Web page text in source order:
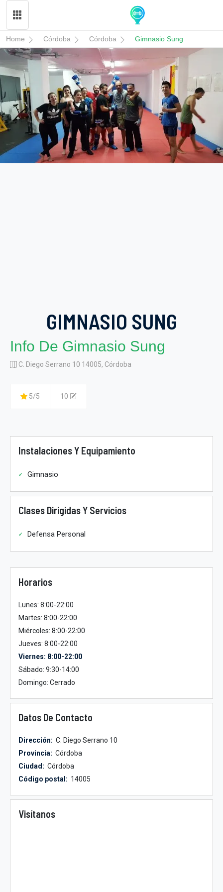
Home Córdoba Córdoba Gimnasio Sung
GIMNASIO SUNG
Info De Gimnasio Sung
C. Diego Serrano 10 14005, Córdoba
5/5 10
Instalaciones Y Equipamiento
Gimnasio
Clases Dirigidas Y Servicios
Defensa Personal
Horarios
Lunes: 8:00-22:00
Martes: 8:00-22:00
Miércoles: 8:00-22:00
Jueves: 8:00-22:00
Viernes: 8:00-22:00
Sábado: 9:30-14:00
Domingo: Cerrado
Datos De Contacto
Dirección: C. Diego Serrano 10
Provincia: Córdoba
Ciudad: Córdoba
Código postal: 14005
Visítanos